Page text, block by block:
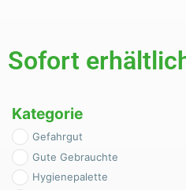
Sofort
Kategorie
Gefahrgut
Gute Gebrauchte
Hygienepalette